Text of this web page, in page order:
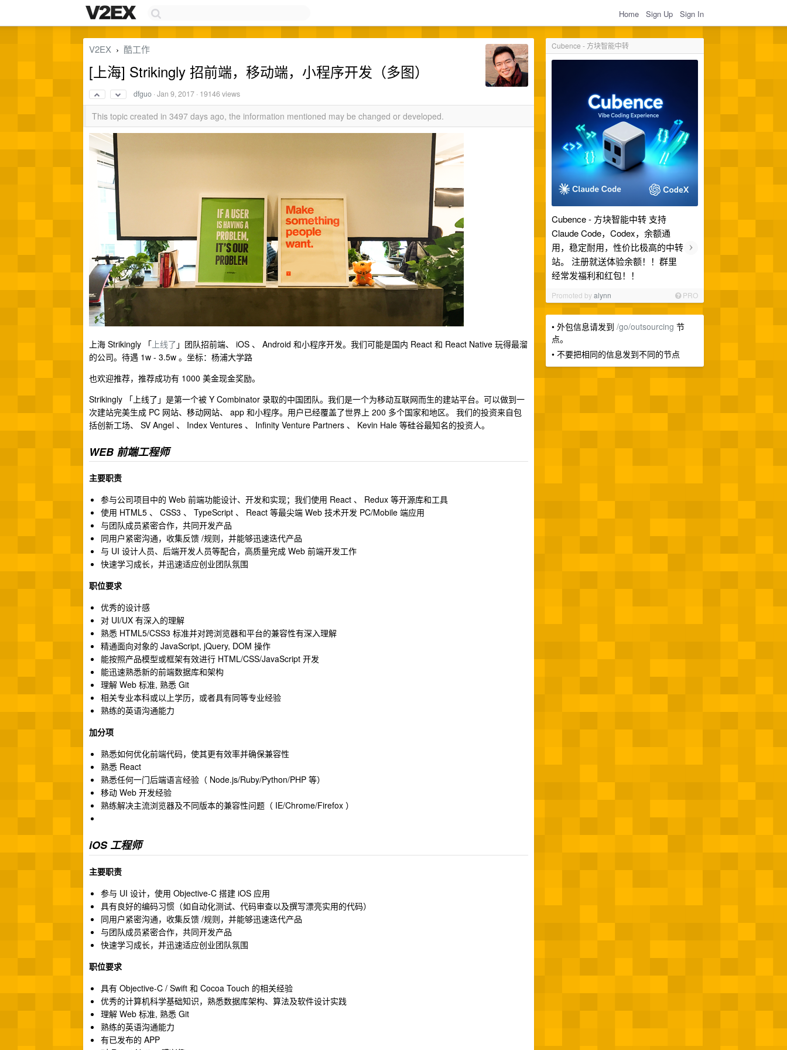
Home Sign Up Sign In
Cubence - 方块智能中转
Cubence - 方块智能中转 支持
Claude Code，Codex，余额通
用，稳定耐用，性价比极高的中转
站。 注册就送体验余额！！群里
经常发福利和红包！！
›
Promoted byalynn PRO
• 外包信息请发到 /go/outsourcing 节
点。
• 不要把相同的信息发到不同的节点
V2EX › 酷工作
[上海] Strikingly 招前端，移动端，小程序开发（多图）
dfguo ·Jan 9, 2017 · 19146 views
This topic created in 3497 days ago, the information mentioned may be changed or developed.
上海 Strikingly 「 上线了 」团队招前端、 iOS 、 Android 和小程序开发。我们可能是国内 React 和 React Native 玩得最溜
的公司。待遇 1w - 3.5w 。坐标：杨浦大学路
也欢迎推荐，推荐成功有 1000 美金现金奖励。
Strikingly 「上线了」是第一个被 Y Combinator 录取的中国团队。我们是一个为移动互联网而生的建站平台。可以做到一
次建站完美生成 PC 网站、移动网站、 app 和小程序。用户已经覆盖了世界上 200 多个国家和地区。 我们的投资来自包
括创新工场、 SV Angel 、 Index Ventures 、 Infinity Venture Partners 、 Kevin Hale 等硅谷最知名的投资人。
WEB 前端工程师
主要职责
参与公司项目中的 Web 前端功能设计、开发和实现；我们使用 React 、 Redux 等开源库和工具
使用 HTML5 、 CSS3 、 TypeScript 、 React 等最尖端 Web 技术开发 PC/Mobile 端应用
与团队成员紧密合作，共同开发产品
同用户紧密沟通，收集反馈 /规则，并能够迅速迭代产品
与 UI 设计人员、后端开发人员等配合，高质量完成 Web 前端开发工作
快速学习成长，并迅速适应创业团队氛围
职位要求
优秀的设计感
对 UI/UX 有深入的理解
熟悉 HTML5/CSS3 标准并对跨浏览器和平台的兼容性有深入理解
精通面向对象的 JavaScript, jQuery, DOM 操作
能按照产品模型或框架有效进行 HTML/CSS/JavaScript 开发
能迅速熟悉新的前端数据库和架构
理解 Web 标准, 熟悉 Git
相关专业本科或以上学历，或者具有同等专业经验
熟练的英语沟通能力
加分项
熟悉如何优化前端代码，使其更有效率并确保兼容性
熟悉 React
熟悉任何一门后端语言经验（ Node.js/Ruby/Python/PHP 等）
移动 Web 开发经验
熟练解决主流浏览器及不同版本的兼容性问题（ IE/Chrome/Firefox ）
iOS 工程师
主要职责
参与 UI 设计，使用 Objective-C 搭建 iOS 应用
具有良好的编码习惯（如自动化测试、代码审查以及撰写漂亮实用的代码）
同用户紧密沟通，收集反馈 /规则，并能够迅速迭代产品
与团队成员紧密合作，共同开发产品
快速学习成长，并迅速适应创业团队氛围
职位要求
具有 Objective-C / Swift 和 Cocoa Touch 的相关经验
优秀的计算机科学基础知识，熟悉数据库架构、算法及软件设计实践
理解 Web 标准, 熟悉 Git
熟练的英语沟通能力
有已发布的 APP